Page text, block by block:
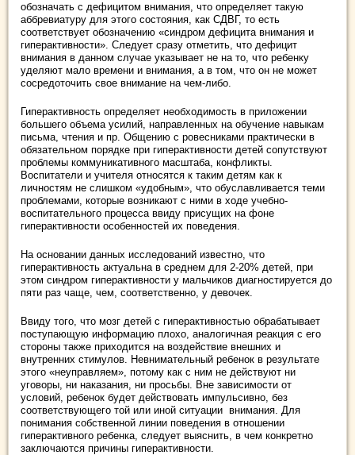
обозначать с дефицитом внимания, что определяет такую
аббревиатуру для этого состояния, как СДВГ, то есть
соответствует обозначению «синдром дефицита внимания и
гиперактивности». Следует сразу отметить, что дефицит
внимания в данном случае указывает не на то, что ребенку
уделяют мало времени и внимания, а в том, что он не может
сосредоточить свое внимание на чем-либо.
Гиперактивность определяет необходимость в приложении
большего объема усилий, направленных на обучение навыкам
письма, чтения и пр. Общению с ровесниками практически в
обязательном порядке при гиперактивности детей сопутствуют
проблемы коммуникативного масштаба, конфликты.
Воспитатели и учителя относятся к таким детям как к
личностям не слишком «удобным», что обуславливается теми
проблемами, которые возникают с ними в ходе учебно-
воспитательного процесса ввиду присущих на фоне
гиперактивности особенностей их поведения.
На основании данных исследований известно, что
гиперактивность актуальна в среднем для 2-20% детей, при
этом синдром гиперактивности у мальчиков диагностируется до
пяти раз чаще, чем, соответственно, у девочек.
Ввиду того, что мозг детей с гиперактивностью обрабатывает
поступающую информацию плохо, аналогичная реакция с его
стороны также приходится на воздействие внешних и
внутренних стимулов. Невнимательный ребенок в результате
этого «неуправляем», потому как с ним не действуют ни
уговоры, ни наказания, ни просьбы. Вне зависимости от
условий, ребенок будет действовать импульсивно, без
соответствующего той или иной ситуации внимания. Для
понимания собственной линии поведения в отношении
гиперактивного ребенка, следует выяснить, в чем конкретно
заключаются причины гиперактивности.